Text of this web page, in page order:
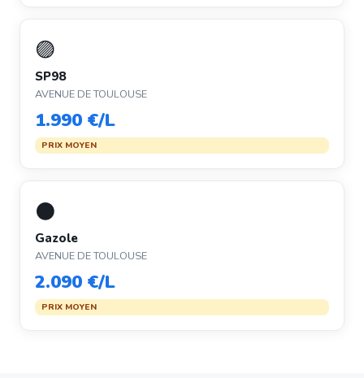
🟣
SP98
AVENUE DE TOULOUSE
1.990 €/L
PRIX MOYEN
⚫
Gazole
AVENUE DE TOULOUSE
2.090 €/L
PRIX MOYEN